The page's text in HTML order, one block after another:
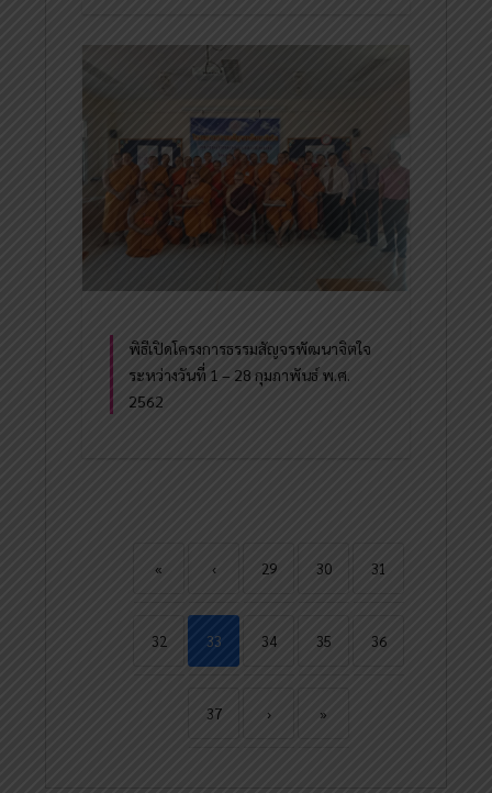
พิธีเปิดโครงการธรรมสัญจรพัฒนาจิตใจ
ระหว่างวันที่ 1 – 28 กุมภาพันธ์ พ.ศ.
2562
« ‹ 29 30 31
32 33 34 35 36
37 › »